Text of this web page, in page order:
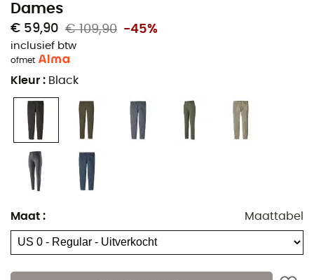
Dames
€ 59,90 € 109,90 -45%
inclusief btw
ofmet
Kleur : Black
Maat : Maattabel
De Skyline Traveler wandelbroek
Modern en vrouwelijk, deze broek zal je belangrijkste
bondgenoot zijn bij al je avonturen. Uitgerust met
technologie en een duurzame waterafstotende laag
(DWR) , biedt de Skyline Traveleroptimale
bescherming tegen de weersomstandigheden. Een
handige opbergzak, ideaal en praktisch voor reizen,
wordt toegevoegd aan de vier bestaande zakken.
Duurzaam stretchmateriaal met UV-bescherming
UPF 40 en duurzame waterafstotende afwerking
(DWR) voor optimale bescherming tegen slecht